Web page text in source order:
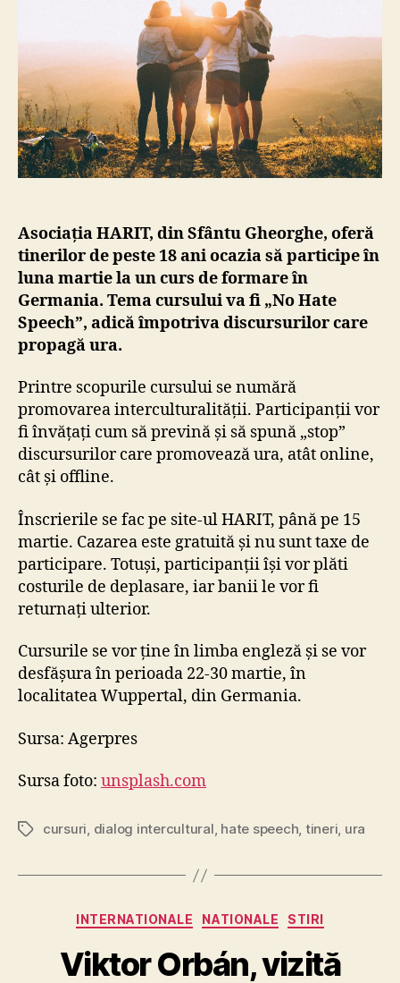
poți
Asociația HARIT, din Sfântu Gheorghe, oferă
tinerilor de peste 18 ani ocazia să participe în
luna martie la un curs de formare în
Germania. Tema cursului va fi „No Hate
Speech”, adică împotriva discursurilor care
propagă ura.
Printre scopurile cursului se numără
promovarea interculturalității. Participanții vor
fi învățați cum să prevină și să spună „stop”
discursurilor care promovează ura, atât online,
cât și offline.
Înscrierile se fac pe site-ul HARIT, până pe 15
martie. Cazarea este gratuită și nu sunt taxe de
participare. Totuși, participanții își vor plăti
costurile de deplasare, iar banii le vor fi
returnați ulterior.
Cursurile se vor ține în limba engleză și se vor
desfășura în perioada 22-30 martie, în
localitatea Wuppertal, din Germania.
Sursa: Agerpres
Sursa foto: unsplash.com
Tagscursuri, dialog intercultural, hate speech, tineri, ura
Categories
INTERNATIONALE NATIONALE STIRI
Viktor Orbán, vizită